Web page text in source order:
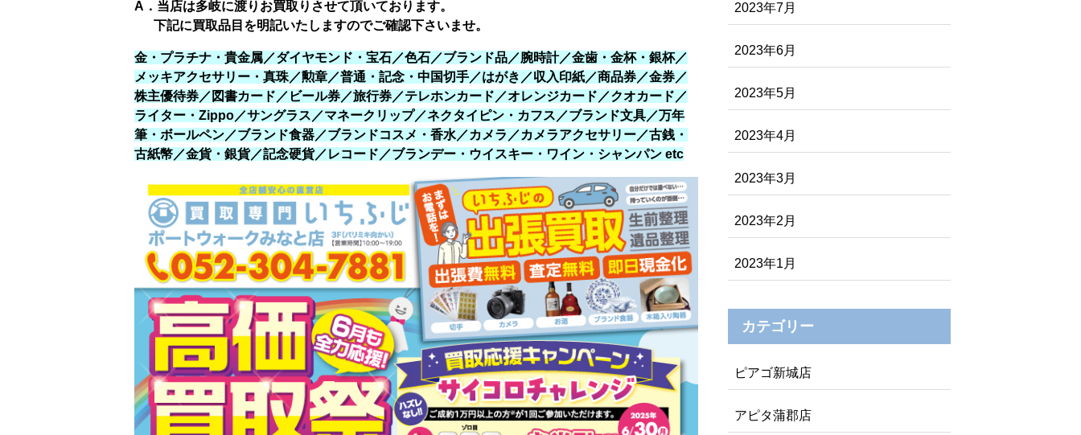
A．当店は多岐に渡りお買取りさせて頂いております。
下記に買取品目を明記いたしますのでご確認下さいませ。
金・プラチナ・貴金属／ダイヤモンド・宝石／色石／ブランド品／腕時計／金歯・金杯・銀杯／
メッキアクセサリー・真珠／勲章／普通・記念・中国切手／はがき／収入印紙／商品券／金券／
株主優待券／図書カード／ビール券／旅行券／テレホンカード／オレンジカード／クオカード／
ライター・Zippo／サングラス／マネークリップ／ネクタイピン・カフス／ブランド文具／万年
筆・ボールペン／ブランド食器／ブランドコスメ・香水／カメラ／カメラアクセサリー／古銭・
古紙幣／金貨・銀貨／記念硬貨／レコード／ブランデー・ウイスキー・ワイン・シャンパン etc
2023年7月
2023年6月
2023年5月
2023年4月
2023年3月
2023年2月
2023年1月
カテゴリー
ピアゴ新城店
アピタ蒲郡店